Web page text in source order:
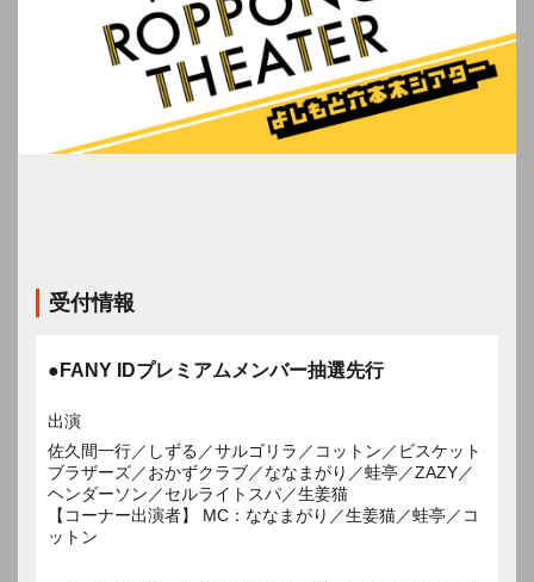
受付情報
●FANY IDプレミアムメンバー抽選先行
出演
佐久間一行／しずる／サルゴリラ／コットン／ビスケット
ブラザーズ／おかずクラブ／ななまがり／蛙亭／ZAZY／
ヘンダーソン／セルライトスパ／生姜猫
【コーナー出演者】 MC：ななまがり／生姜猫／蛙亭／コ
ットン